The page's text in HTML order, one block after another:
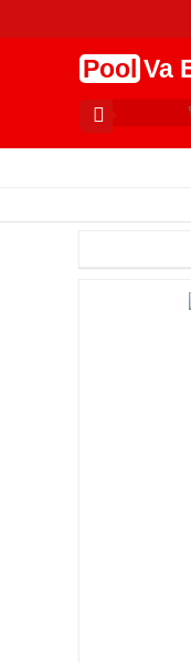
Pool Va